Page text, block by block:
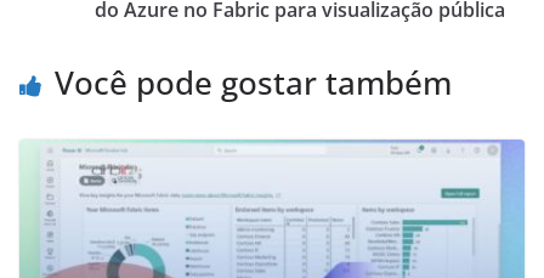
do Azure no Fabric para visualização pública
Você pode gostar também